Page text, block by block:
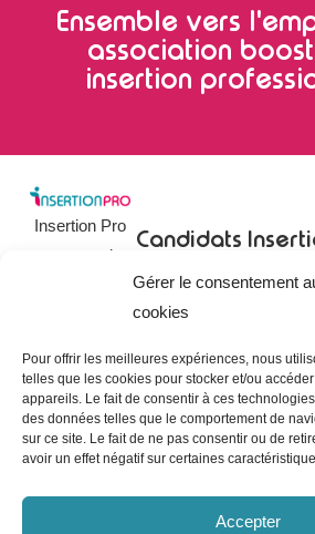
Gérer le consentement
cookies
Pour offrir les meilleures expériences, nous
telles que les cookies pour stocker et/ou
appareils. Le fait de consentir à ces
des données telles que le comportement de
sur ce site. Le fait de ne pas consentir ou de
avoir un effet négatif sur certaines
Accepter
Ensemble vers
association
insertion
Insertion Pro
est une action
pour
l’Insertion
Professionnelle ,
dédiée à
l’insertion et
Candidats
emploi
Tableau de
bord du
candidat
Entreprises
Poster une
09 73
Contact
CGU
Mentions
légales